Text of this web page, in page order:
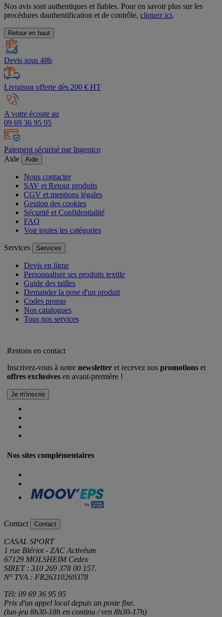
Nos avis sont authentiques et fiables. Pour en savoir plus sur les
procédures dauthentification et de contrôle, cliquez ici.
Retour en haut
Devis sous 48h
Livraison offerte dès 200 € HT
A votre écoute au
09 69 36 95 95
Paiement sécurisé par Ingenico
Aide
Aide
Nous contacter
SAV et Retour produits
CGV et mentions légales
Gestion des cookies
Sécurité et Confidentialité
FAQ
Voir toutes les catégories
Services Services
Devis en ligne
Personnaliser ses produits textile
Guide des tailles
Demander la pose d'un produit
Codes promo
Nos catalogues
Tous nos services
Restons en contact
Inscrivez-vous à notre newsletter et recevez nos promotions et
offres exclusives en avant-première !
Nos sites complémentaires
Contact Contact
CASAL SPORT
1 rue Blériot - ZAC Activéum
67129 MOLSHEIM Cedex
SIRET : 310 269 378 00 157.
N° TVA : FR26310269378
Tél: 09 69 36 95 95
Prix d'un appel local depuis un poste fixe.
(lun-jeu 8h30-18h en continu / ven 8h30-17h)